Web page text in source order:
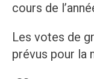
cours de
Les votes de
prévus pour la